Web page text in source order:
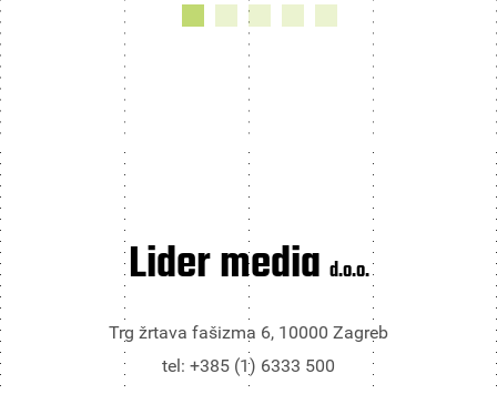
Lider media d.o.o.
Trg žrtava fašizma 6, 10000 Zagreb
tel: +385 (1) 6333 500